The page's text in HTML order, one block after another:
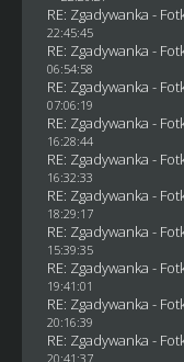
RE: Zgadywanka -
22:45:45
RE: Zgadywanka -
06:54:58
RE: Zgadywanka -
07:06:19
RE: Zgadywanka -
16:28:44
RE: Zgadywanka -
16:32:33
RE: Zgadywanka -
18:29:17
RE: Zgadywanka -
15:39:35
RE: Zgadywanka -
19:41:01
RE: Zgadywanka -
20:16:39
RE: Zgadywanka -
20:41:37